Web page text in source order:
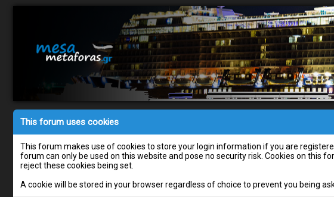
This forum uses cookies
This forum makes use of cookies to store your login information if you are
forum can only be used on this website and pose no security risk. Cookies on this
reject these cookies being set.
A cookie will be stored in your browser regardless of choice to prevent you being